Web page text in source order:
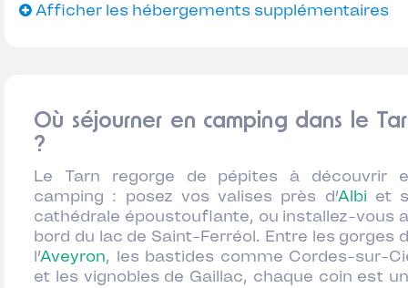
Afficher les hébergements supplémentaires
Où séjourner en camping dans le
?
Le Tarn regorge de pépites à découvrir
camping : posez vos valises près d’Albi et
cathédrale époustouflante, ou installez-vous
bord du lac de Saint-Ferréol. Entre les gorges
l’Aveyron, les bastides comme Cordes-sur-
et les vignobles de Gaillac, chaque coin est